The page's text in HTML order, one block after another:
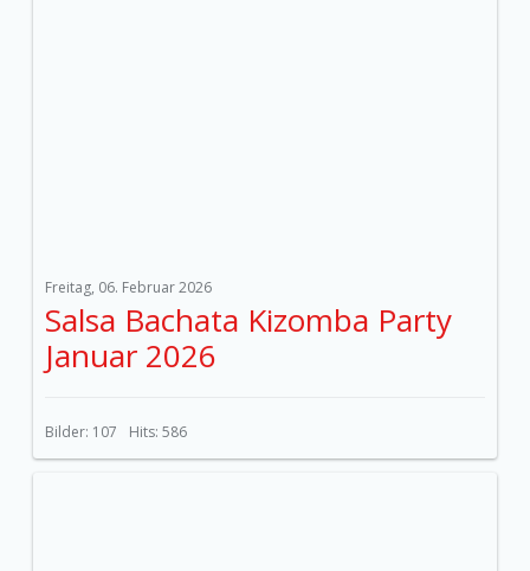
Freitag, 06. Februar 2026
Salsa Bachata Kizomba Party
Januar 2026
Bilder: 107 Hits: 586